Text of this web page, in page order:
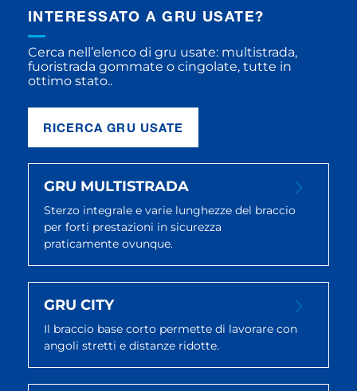
INTERESSATO A GRU USATE?
Cerca nell’elenco di gru usate: multistrada,
fuoristrada gommate o cingolate, tutte in
ottimo stato..
RICERCA GRU USATE
GRU MULTISTRADA
Sterzo integrale e varie lunghezze del braccio
per forti prestazioni in sicurezza
praticamente ovunque.
GRU CITY
Il braccio base corto permette di lavorare con
angoli stretti e distanze ridotte.